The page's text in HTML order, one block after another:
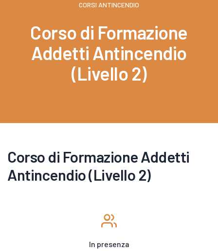
CORSI ANTINCENDIO
Corso di Formazione
Addetti Antincendio
(Livello 2)
Corso di Formazione Addetti
Antincendio (Livello 2)
In presenza